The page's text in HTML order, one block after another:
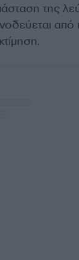
της
από